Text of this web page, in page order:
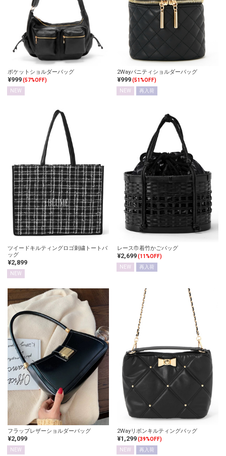
ポケットショルダーバッグ
¥999(57%OFF)
NEW
2Wayバニティショルダーバッグ
¥999(51%OFF)
NEW
再入荷
ツイードキルティングロゴ刺繍トートバ
ッグ
¥2,899
NEW
レース巾着竹かごバッグ
¥2,699(11%OFF)
NEW
再入荷
フラップレザーショルダーバッグ
¥2,099
NEW
2Wayリボンキルティングバッグ
¥1,299(39%OFF)
NEW
再入荷